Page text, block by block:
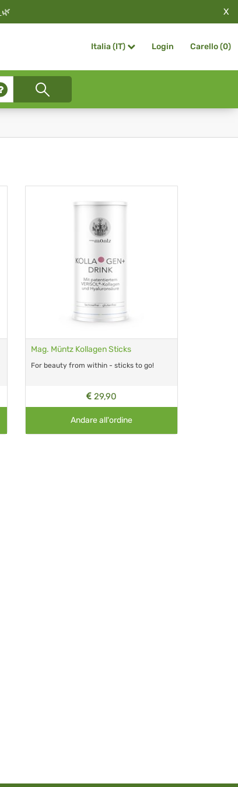
🌿 X
Italia (IT) Login Carello (0)
Mag. Müntz Kollagen Sticks
For beauty from within - sticks to go!
29,90
Andare all'ordine